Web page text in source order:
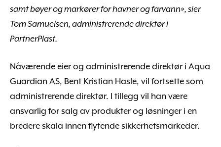
samt bøyer og markører for havner og farvann», sier
Tom Samuelsen, administrerende direktør i
PartnerPlast.
Nåværende eier og administrerende direktør i Aqua
Guardian AS, Bent Kristian Hasle, vil fortsette som
administrerende direktør. I tillegg vil han være
ansvarlig for salg av produkter og løsninger i en
bredere skala innen flytende sikkerhetsmarkeder.